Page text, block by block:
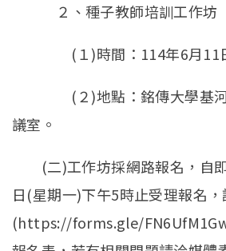
２、種子教師培訓工作坊
(１)時間：114年6月11
(２)地點：銘傳大學基河
議室。
(二)工作坊採網路報名，自
日(星期一)下午5時止受理報名
(https://forms.gle/